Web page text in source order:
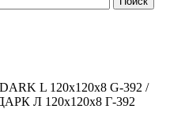
L 120х120x8 G-392 /
Л 120х120x8 Г-392